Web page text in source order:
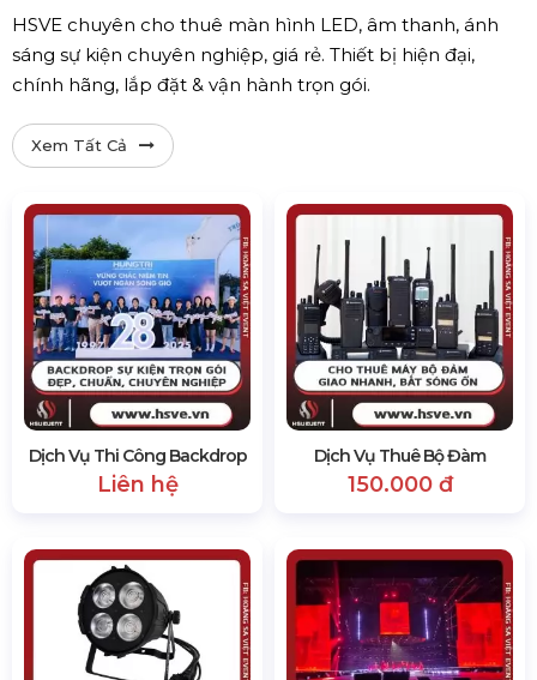
HSVE chuyên cho thuê màn hình LED, âm thanh, ánh
sáng sự kiện chuyên nghiệp, giá rẻ. Thiết bị hiện đại,
chính hãng, lắp đặt & vận hành trọn gói.
Xem Tất Cả
Dịch Vụ Thi Công Backdrop
Liên hệ
Dịch Vụ Thuê Bộ Đàm
150.000 đ